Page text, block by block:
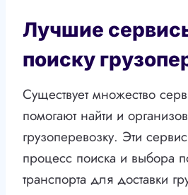
Лучшие
поиску
Существует множество
помогают найти и
грузоперевозку. Эти
процесс поиска и выбора
транспорта для доставки